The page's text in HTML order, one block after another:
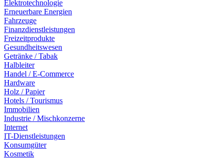
Elektrotechnologie
Erneuerbare Energien
Fahrzeuge
Finanzdienstleistungen
Freizeitprodukte
Gesundheitswesen
Getränke / Tabak
Halbleiter
Handel / E-Commerce
Hardware
Holz / Papier
Hotels / Tourismus
Immobilien
Industrie / Mischkonzerne
Internet
IT-Dienstleistungen
Konsumgüter
Kosmetik